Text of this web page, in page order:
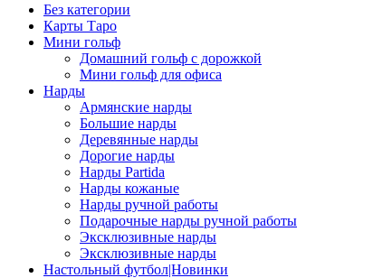
Без категории
Карты Таро
Мини гольф
Домашний гольф с дорожкой
Мини гольф для офиса
Нарды
Армянские нарды
Большие нарды
Деревянные нарды
Дорогие нарды
Нарды Partida
Нарды кожаные
Нарды ручной работы
Подарочные нарды ручной работы
Эксклюзивные нарды
Эксклюзивные нарды
Настольный футбол|Новинки